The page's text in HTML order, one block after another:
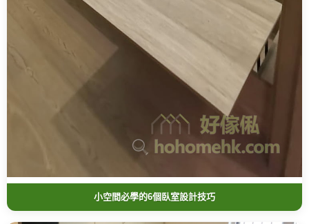
小空間必學的6個臥室設計技巧